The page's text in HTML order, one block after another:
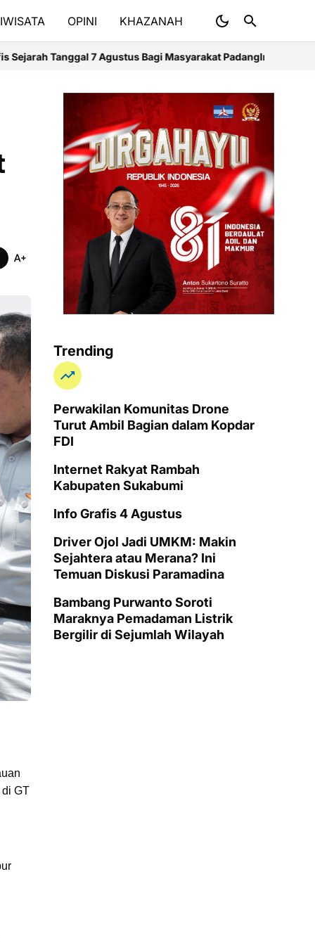
OPINI KHAZANAH
Bagi Masyarakat PadangInfografis Peristiwa di Tanggal 7
GT
Trending
Perwakilan Komunitas Drone
Turut Ambil Bagian dalam Kopdar
FDI
Internet Rakyat Rambah
Kabupaten Sukabumi
Info Grafis 4 Agustus
Driver Ojol Jadi UMKM: Makin
Sejahtera atau Merana? Ini
Temuan Diskusi Paramadina
Bambang Purwanto Soroti
Maraknya Pemadaman Listrik
Bergilir di Sejumlah Wilayah